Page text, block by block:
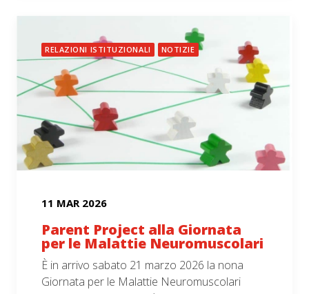
RELAZIONI ISTITUZIONALI NOTIZIE
11 MAR 2026
Parent Project alla Giornata
per le Malattie Neuromuscolari
È in arrivo sabato 21 marzo 2026 la nona
Giornata per le Malattie Neuromuscolari